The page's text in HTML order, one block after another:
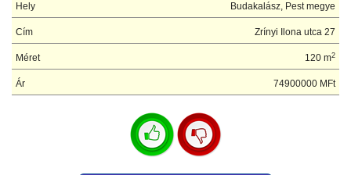
Hely Budakalász, Pest megye
Cím Zrínyi Ilona utca 27
Méret 120 m2
Ár 74900000 MFt